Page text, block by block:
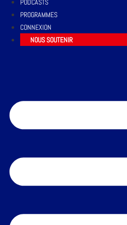
PODCASTS
PROGRAMMES
CONNEXION
NOUS SOUTENIR